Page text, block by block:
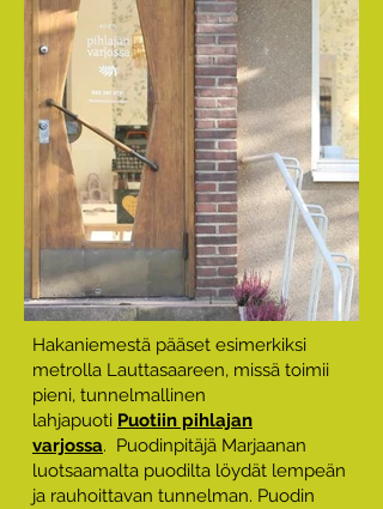
Hakaniemestä pääset esimerkiksi
metrolla Lauttasaareen, missä toimii
pieni, tunnelmallinen
lahjapuoti Puotiin pihlajan
varjossa. Puodinpitäjä Marjaanan
luotsaamalta puodilta löydät lempeän
ja rauhoittavan tunnelman. Puodin